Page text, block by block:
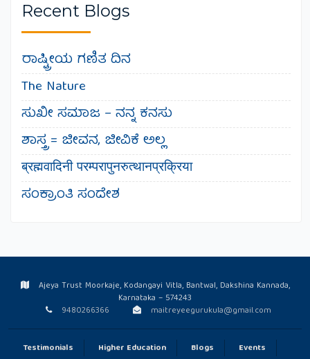
Recent Blogs
ರಾಷ್ಟ್ರೀಯ ಗಣಿತ ದಿನ
The Nature
ಸುಖೀ ಸಮಾಜ – ನನ್ನ ಕನಸು
ಶಾಸ್ತ್ರ = ಜೀವನ, ಜೀವಿಕೆ ಅಲ್ಲ
ब्रह्मवादिनी परम्परापुनरुत्थानप्रक्रिया
ಸಂಕ್ರಾಂತಿ ಸಂದೇಶ
Ajeya Trust Moorkaje, Kodangayi Vitla, Bantwal, Dakshina Kannada,
Karnataka – 574243
9480266366
maitreyeegurukula@gmail.com
Testimonials Higher Education Blogs
Events